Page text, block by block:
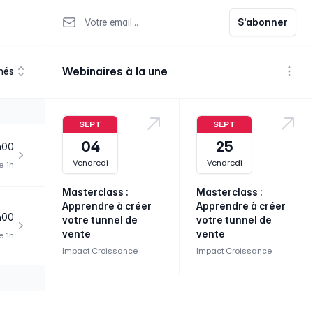
1h
1h
Votre email S'abonner
Webinaires à la une
Voir
SEPT
04
Vendredi
Masterclass :
Apprendre à créer
votre tunnel de
vente
Impact Croissance
SEPT
25
Vendredi
Masterclass :
Apprendre à créer
votre tunnel de
vente
Impact Croissance